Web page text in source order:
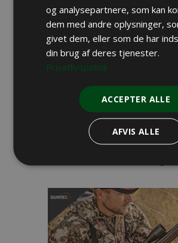
JAGT I UDLANDET
Bjørnekvote fordoblet i
DANSK JAGT
Regulering af rævehvalpe
VILDT & REVIR
Miljøminister vil fjerne tilskud
for Vildtet
Udenlandske nyheder
og analysepartnere, som kan
dem med andre oplysninger,
givet dem, eller som de har
din brug af deres tjenester.
Privatlivspolitik
ACCEPTER ALLE
AFVIS ALLE